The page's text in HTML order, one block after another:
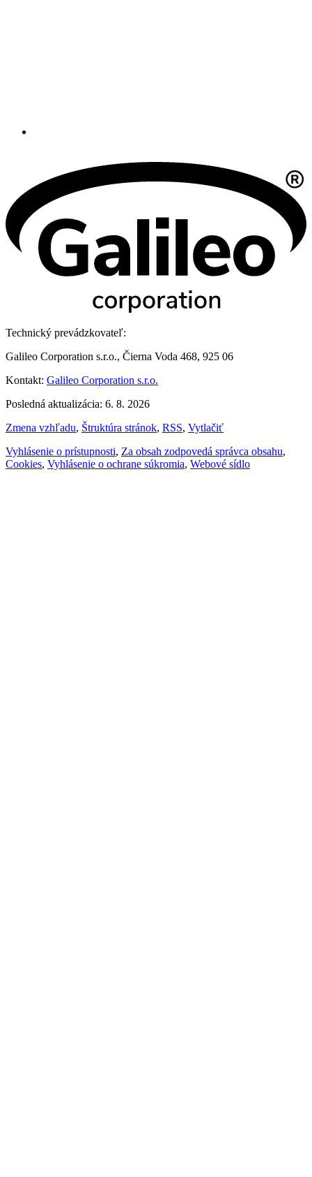
Technický prevádzkovateľ:
Galileo Corporation s.r.o., Čierna Voda 468, 925 06
Kontakt: Galileo Corporation s.r.o.
Posledná aktualizácia: 6. 8. 2026
Zmena vzhľadu, Štruktúra stránok, RSS, Vytlačiť
Vyhlásenie o prístupnosti, Za obsah zodpovedá správca obsahu,
Cookies, Vyhlásenie o ochrane súkromia, Webové sídlo